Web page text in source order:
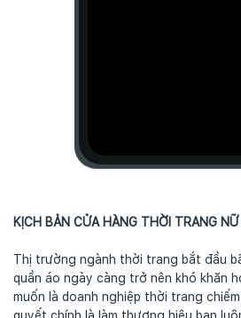
KỊCH BẢN CỬA HÀNG THỜI TRANG NỮ
Thị trường ngành thời trang bắt đầu
quần áo ngày càng trở nên khó khăn
muốn là doanh nghiệp thời trang
quyết chính là làm thương hiệu bạn